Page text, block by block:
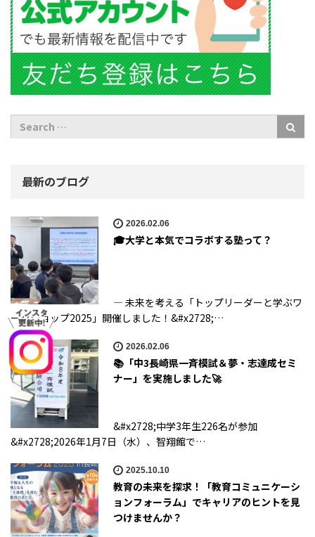
最新のブログ
2026.02.06
🎓大学と本気でコラボする塾って？
― 未来を考える「トップリーダーと学ぶワ
ークショップ2025」開催しました！&#x2728;…
2026.02.06
📚「中3長崎県一斉模試＆夢・志達成セミ
ナー」を実施しました🚀
&#x2728;中学3年生226名が参加
&#x2728;2026年1月7日（水）、智翔館で…
2025.10.10
教育の未来を探求！「教育コミュニケーシ
ョンフォーラム」でキャリアのヒントを見
つけませんか？